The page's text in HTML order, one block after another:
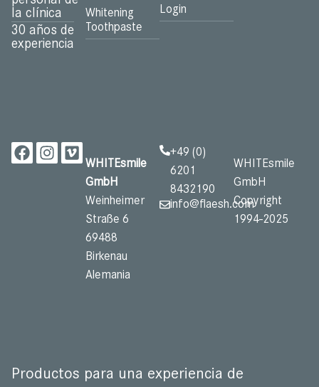
la clínica
30 años de
experiencia
Whitening
Toothpaste
Login
WHITEsmile
GmbH
Weinheimer
Straße 6
69488
Birkenau
Alemania
+49 (0)
6201
8432190
info@flaesh.com
WHITEsmile
GmbH
Copyright
1994-2025
Productos para una experiencia de